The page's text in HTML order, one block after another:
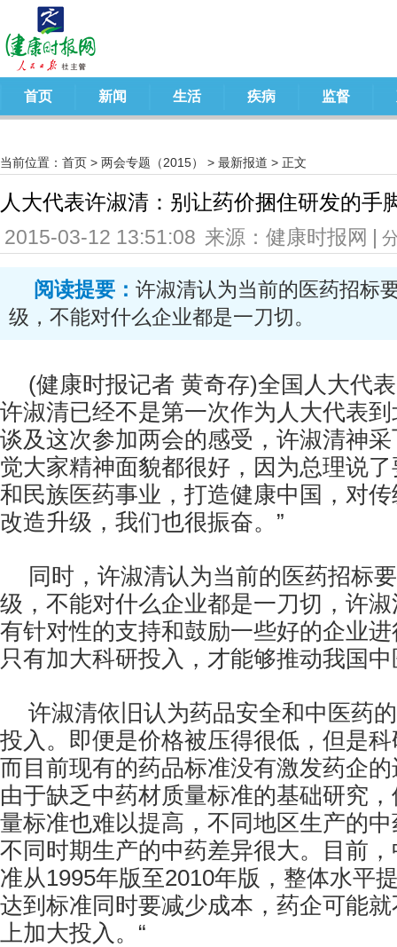
首页 新闻 生活 疾病 监督
当前位置： 首页 > 两会专题（2015） > 最新报道 > 正文
人大代表许淑清：别让药价捆住研发的手
2015-03-12 13:51:08 来源：健康时报网 |
阅读提要： 许淑清认为当前的医药招标
级，不能对什么企业都是一刀切。
(健康时报记者 黄奇存)全国人大代
许淑清已经不是第一次作为人大代表
谈及这次参加两会的感受，许淑清神
觉大家精神面貌都很好，因为总理说
和民族医药事业，打造健康中国，对
改造升级，我们也很振奋。”
同时，许淑清认为当前的医药招标
级，不能对什么企业都是一刀切，许
有针对性的支持和鼓励一些好的企业
只有加大科研投入，才能够推动我国
许淑清依旧认为药品安全和中医药
投入。即便是价格被压得很低，但是
而目前现有的药品标准没有激发药企
由于缺乏中药材质量标准的基础研究
量标准也难以提高，不同地区生产的
不同时期生产的中药差异很大。目前
准从1995年版至2010年版，整体水平
达到标准同时要减少成本，药企可能
上加大投入。“